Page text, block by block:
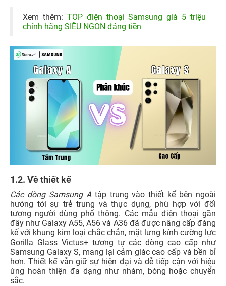
Xem thêm: TOP điện thoại Samsung giá 5 triệu
chính hãng SIÊU NGON đáng tiền
1.2. Về thiết kế
Các dòng Samsung A tập trung vào thiết kế bên ngoài
hướng tới sự trẻ trung và thực dụng, phù hợp với đối
tượng người dùng phổ thông. Các mẫu điện thoại gần
đây như Galaxy A55, A56 và A36 đã được nâng cấp đáng
kể với khung kim loại chắc chắn, mặt lưng kính cường lực
Gorilla Glass Victus+ tương tự các dòng cao cấp như
Samsung Galaxy S, mang lại cảm giác cao cấp và bền bỉ
hơn. Thiết kế vẫn giữ sự hiện đại và dễ tiếp cận với hiệu
ứng hoàn thiện đa dạng như nhám, bóng hoặc chuyển
sắc.